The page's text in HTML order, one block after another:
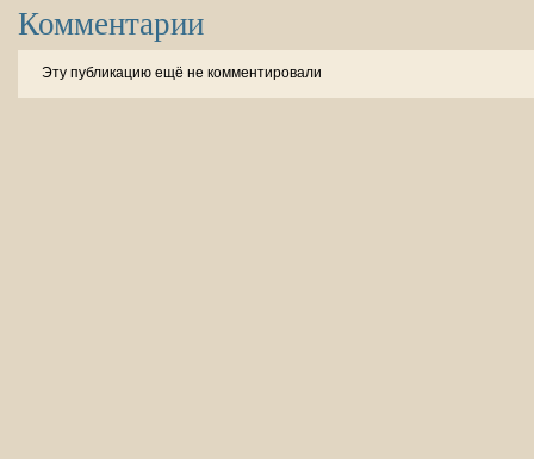
Комментарии
Эту публикацию ещё не комментировали